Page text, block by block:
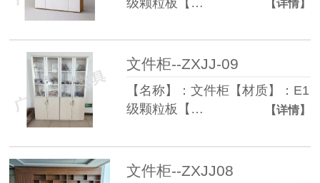
【详情】
文件柜--ZXJJ-09
【名称】：文件柜【材质】：E1
级颗粒板【…
【详情】
文件柜--ZXJJ08